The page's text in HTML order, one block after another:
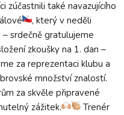
zúčastnili také navazujícího
, který v neděli
srdečně gratulujeme
zkoušky na 1. dan –
za reprezentaci klubu a
množství znalostí.
za skvěle připravené
zážitek.
Trenér